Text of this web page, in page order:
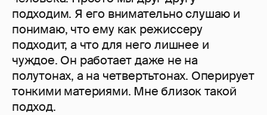
подходим. Я его внимательно слушаю и
понимаю, что ему как режиссеру
подходит, а что для него лишнее и
чуждое. Он работает даже не на
полутонах, а на четвертьтонах. Оперирует
тонкими материями. Мне близок такой
подход.